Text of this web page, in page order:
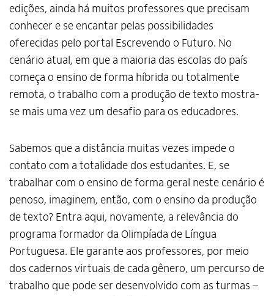
edições, ainda há muitos professores que precisam
conhecer e se encantar pelas possibilidades
oferecidas pelo portal Escrevendo o Futuro. No
cenário atual, em que a maioria das escolas do país
começa o ensino de forma híbrida ou totalmente
remota, o trabalho com a produção de texto mostra-
se mais uma vez um desafio para os educadores.
Sabemos que a distância muitas vezes impede o
contato com a totalidade dos estudantes. E, se
trabalhar com o ensino de forma geral neste cenário é
penoso, imaginem, então, com o ensino da produção
de texto? Entra aqui, novamente, a relevância do
programa formador da Olimpíada de Língua
Portuguesa. Ele garante aos professores, por meio
dos cadernos virtuais de cada gênero, um percurso de
trabalho que pode ser desenvolvido com as turmas –